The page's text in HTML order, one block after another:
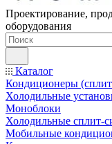
Проектирование,
оборудования
Каталог
Кондиционеры
Холодильные
Моноблоки
Холодильные сплит-
Мобильные